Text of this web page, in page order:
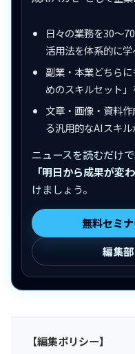
日々の業務を30〜
活用法を体系的に学
副業・本業どちら
めのスキルセット
文章・画像・資料
る汎用的なAIスキル
ニュースを読むだけで
「明日から成果が変
けましょう。
無料セミ
編集
【編集ポリシー】